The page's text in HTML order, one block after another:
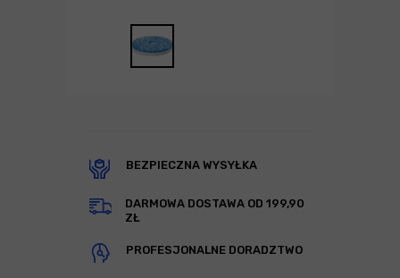
BEZPIECZNA WYSYŁKA
DARMOWA DOSTAWA OD 199,90
ZŁ
PROFESJONALNE DORADZTWO